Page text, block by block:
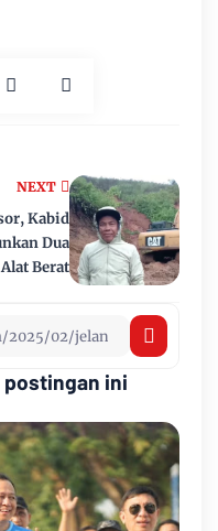
NEXT
Kabid
Dua
Alat Berat
postingan ini